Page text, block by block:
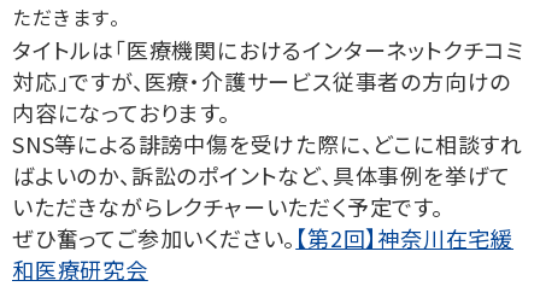
ただきます。
タイトルは「医療機関におけるインターネットクチコミ
対応」ですが、医療・介護サービス従事者の方向けの
内容になっております。
SNS等による誹謗中傷を受けた際に、 どこに相談すれ
ばよいのか、訴訟のポイントなど、 具体事例を挙げて
いただきながらレクチャーいただく予定です。
ぜひ奮ってご参加いください。 【第2回】神奈川在宅緩
和医療研究会